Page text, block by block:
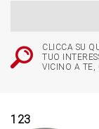
CLICCA SU
TUO
VICINO A TE,
1 23